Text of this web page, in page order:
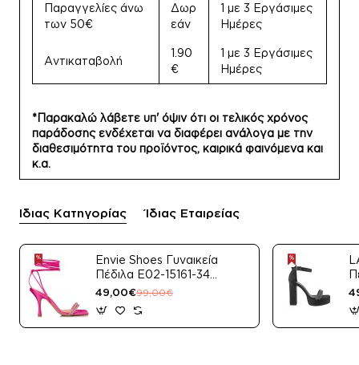
Παραγγελίες άνω
των 50€
Δωρ
εάν
1 με 3 Εργάσιμες
Ημέρες
Αντικαταβολή
1.90
€
1 με 3 Εργάσιμες
Ημέρες
*Παρακαλώ λάβετε υπ' όψιν ότι οι τελικός χρόνος
παράδοσης ενδέχεται να διαφέρει ανάλογα με την
διαθεσιμότητα του προϊόντος, καιρικά φαινόμενα και
κ.α.
Ίδιας Κατηγορίας Ίδιας Εταιρείας
Envie Shoes Γυναικεία
Πέδιλα E02-15161-34
Μαύρο Satin
49,00€99,00€